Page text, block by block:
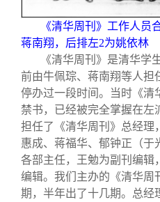
《清华周刊》工作人员
蒋南翔，后排左2为姚依林
《清华周刊》是清华学
前由牛佩琮、蒋南翔等人担
停办过一段时间。当时《清
禁书，已经被完全掌握在
担任了《清华周刊》总经理
惠成、蒋福华、郁钟正（于
各部主任，王勉为副刊编辑
编辑。我们主办的《清华周
期，半年出了十几期。总经